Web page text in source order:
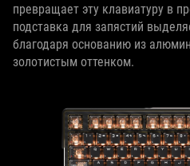
превращает эту клавиатуру в
подставка для запястий
благодаря основанию из
золотистым оттенком.